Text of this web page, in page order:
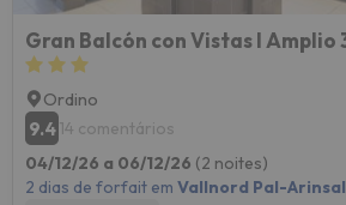
Ordino
9.414 comentários
04/12/26 a 06/12/26 (2 noites)
2 dias de forfait em Vallnord Pal-Arinsal